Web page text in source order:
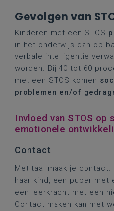
Gevolgen van
Kinderen met een STOS
in het onderwijs dan op
verbale intelligentie
worden. Bij 40 tot 60
met een STOS komen
problemen en/of
Invloed van STOS op
emotionele
Contact
Met taal maak je contact.
haar kind, een puber met
een leerkracht met een
Contact maken kan met